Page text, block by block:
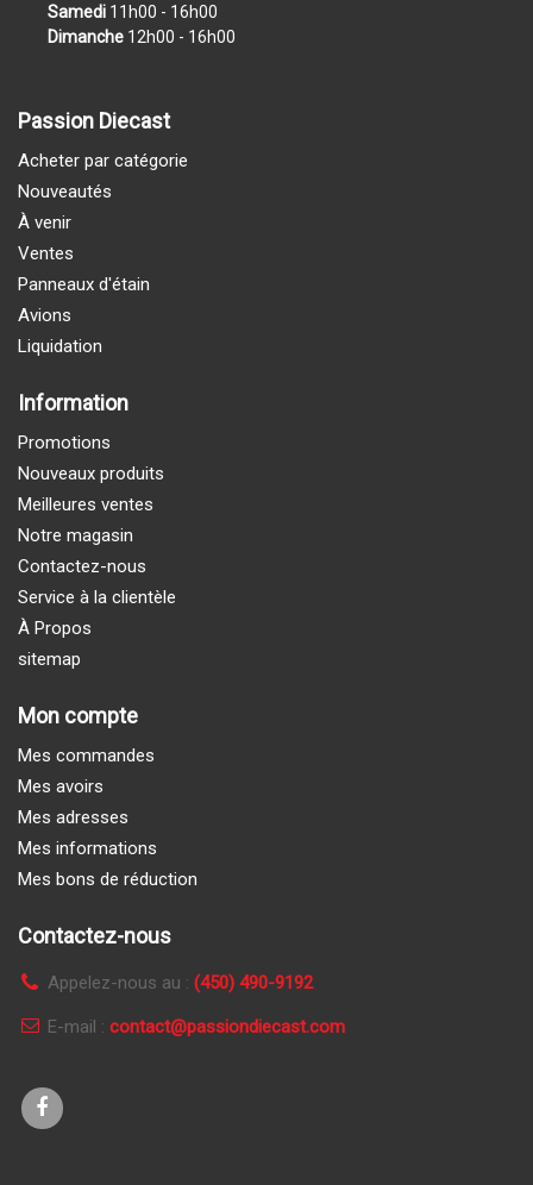
Samedi 11h00 - 16h00
Dimanche 12h00 - 16h00
Passion Diecast
Acheter par catégorie
Nouveautés
À venir
Ventes
Panneaux d'étain
Avions
Liquidation
Information
Promotions
Nouveaux produits
Meilleures ventes
Notre magasin
Contactez-nous
Service à la clientèle
À Propos
sitemap
Mon compte
Mes commandes
Mes avoirs
Mes adresses
Mes informations
Mes bons de réduction
Contactez-nous
Appelez-nous au : (450) 490-9192
E-mail : contact@passiondiecast.com